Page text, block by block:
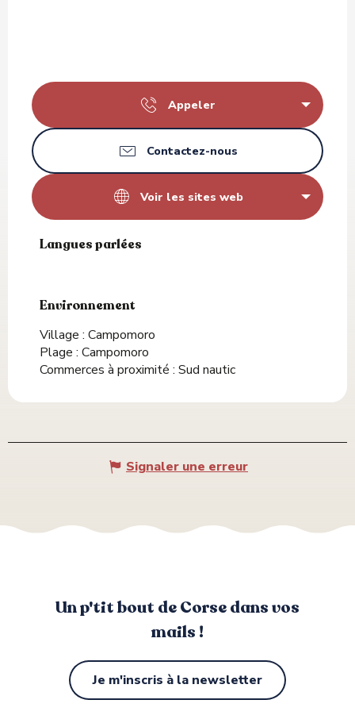
Appeler
Contactez-nous
Voir les sites web
Langues parlées
Langues parlées
Environnement
Environnement
Village : Campomoro
Plage : Campomoro
Commerces à proximité : Sud nautic
Signaler une erreur
Un p'tit bout de Corse dans vos
mails !
Je m'inscris à la newsletter